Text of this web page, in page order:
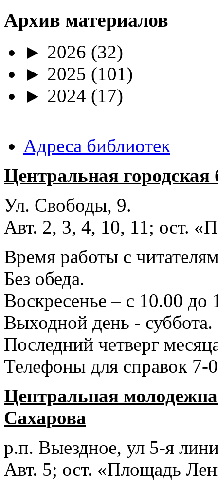
Архив материалов
► 2026 (32)
► 2025 (101)
► 2024 (17)
Адреса библиотек
Центральная
Ул. Свободы, 9.
Авт. 2, 3, 4, 10, 11; ост.
Время работы с
Без обеда.
Воскресенье – с 10.00 до
Выходной день - суббота.
Последний четверг
Телефоны для справок 7-
Центральная
Сахарова
р.п. Выездное, ул 5-я
Авт. 5; ост. «Площадь